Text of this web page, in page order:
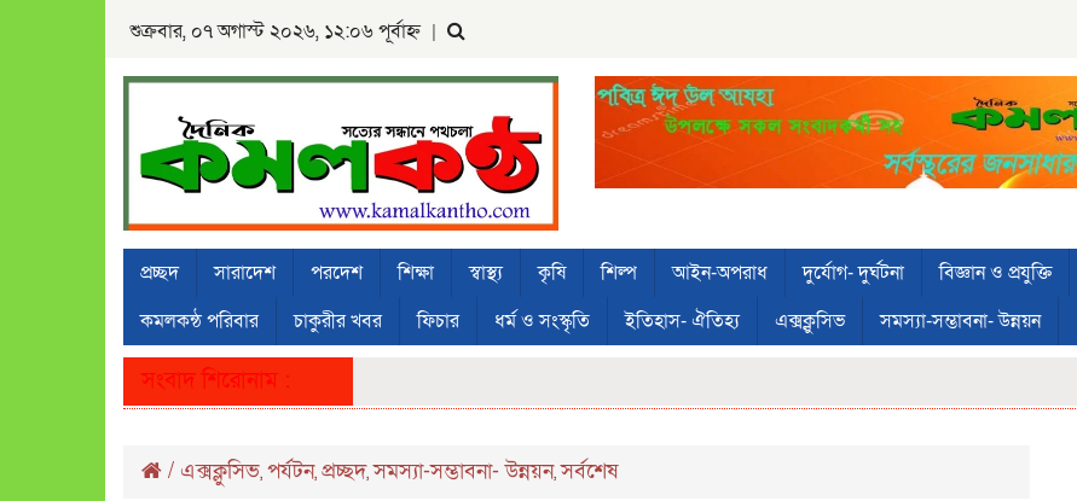
শুক্রবার, ০৭ অগাস্ট ২০২৬, ১২:০৬ পূর্বাহ্ন |
প্রচ্ছদ সারাদেশ পরদেশ শিক্ষা স্বাস্থ্য কৃষি শিল্প আইন-অপরাধ দুর্যোগ- দুর্ঘটনা বিজ্ঞান ও প্রযুক্তি
কমলকন্ঠ পরিবার
চাকুরীর খবর ফিচার ধর্ম ও সংস্কৃতি ইতিহাস- ঐতিহ্য এক্সক্লুসিভ সমস্যা-সম্ভাবনা- উন্নয়ন
সংবাদ শিরোনাম :
/ এক্সক্লুসিভ, পর্যটন, প্রচ্ছদ,সমস্যা-সম্ভাবনা- উন্নয়ন,সর্বশেষ